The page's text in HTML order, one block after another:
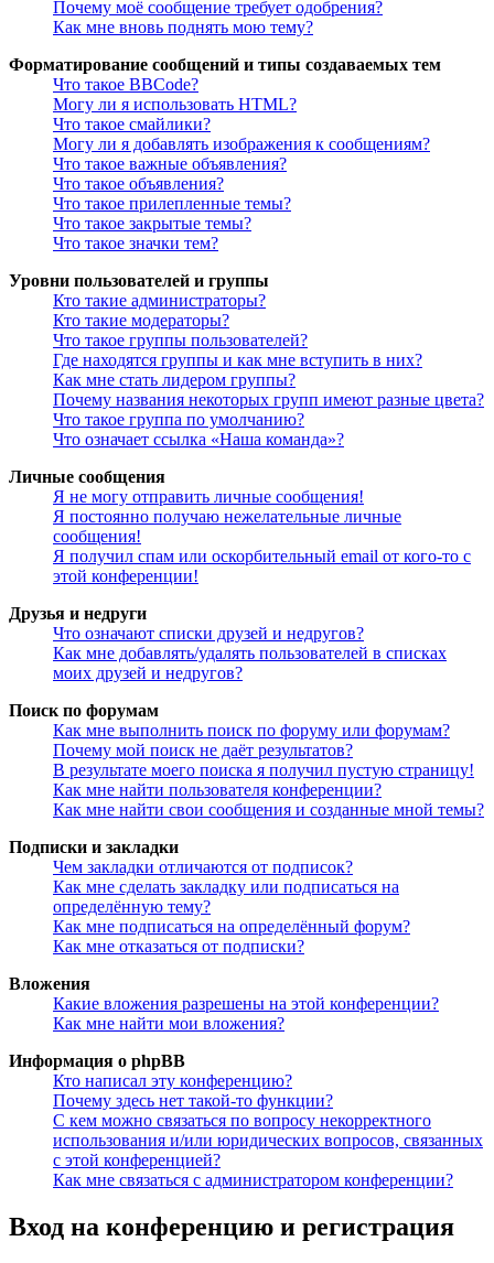
Почему моё сообщение требует одобрения?
Как мне вновь поднять мою тему?
Форматирование сообщений и типы создаваемых тем
Что такое BBCode?
Могу ли я использовать HTML?
Что такое смайлики?
Могу ли я добавлять изображения к сообщениям?
Что такое важные объявления?
Что такое объявления?
Что такое прилепленные темы?
Что такое закрытые темы?
Что такое значки тем?
Уровни пользователей и группы
Кто такие администраторы?
Кто такие модераторы?
Что такое группы пользователей?
Где находятся группы и как мне вступить в них?
Как мне стать лидером группы?
Почему названия некоторых групп имеют разные цвета?
Что такое группа по умолчанию?
Что означает ссылка «Наша команда»?
Личные сообщения
Я не могу отправить личные сообщения!
Я постоянно получаю нежелательные личные
сообщения!
Я получил спам или оскорбительный email от кого-то с
этой конференции!
Друзья и недруги
Что означают списки друзей и недругов?
Как мне добавлять/удалять пользователей в списках
моих друзей и недругов?
Поиск по форумам
Как мне выполнить поиск по форуму или форумам?
Почему мой поиск не даёт результатов?
В результате моего поиска я получил пустую страницу!
Как мне найти пользователя конференции?
Как мне найти свои сообщения и созданные мной темы?
Подписки и закладки
Чем закладки отличаются от подписок?
Как мне сделать закладку или подписаться на
определённую тему?
Как мне подписаться на определённый форум?
Как мне отказаться от подписки?
Вложения
Какие вложения разрешены на этой конференции?
Как мне найти мои вложения?
Информация о phpBB
Кто написал эту конференцию?
Почему здесь нет такой-то функции?
С кем можно связаться по вопросу некорректного
использования и/или юридических вопросов, связанных
с этой конференцией?
Как мне связаться с администратором конференции?
Вход на конференцию и регистрация